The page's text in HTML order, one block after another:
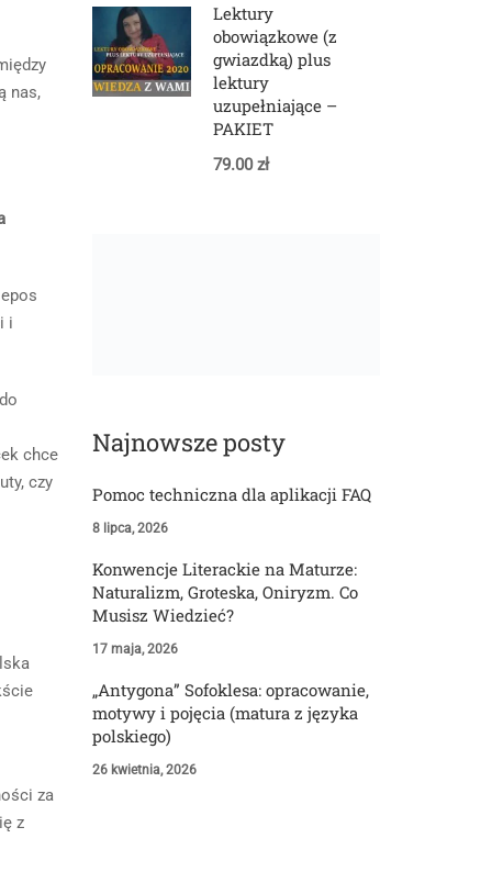
nas,
i
chce
czy
za
z
Lektury
obowiązkowe (z
gwiazdką) plus
lektury
uzupełniające –
PAKIET
79.00 zł
Najnowsze posty
Pomoc techniczna dla aplikacji FAQ
8 lipca, 2026
Konwencje Literackie na Maturze:
Naturalizm, Groteska, Oniryzm. Co
Musisz Wiedzieć?
17 maja, 2026
„Antygona” Sofoklesa: opracowanie,
motywy i pojęcia (matura z języka
polskiego)
26 kwietnia, 2026